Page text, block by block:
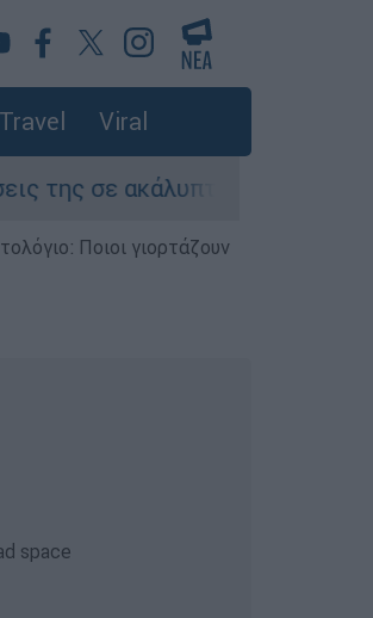
Travel Viral
ακάλυπτο πολυκατοικίας
Ποιοι γιορτάζουν